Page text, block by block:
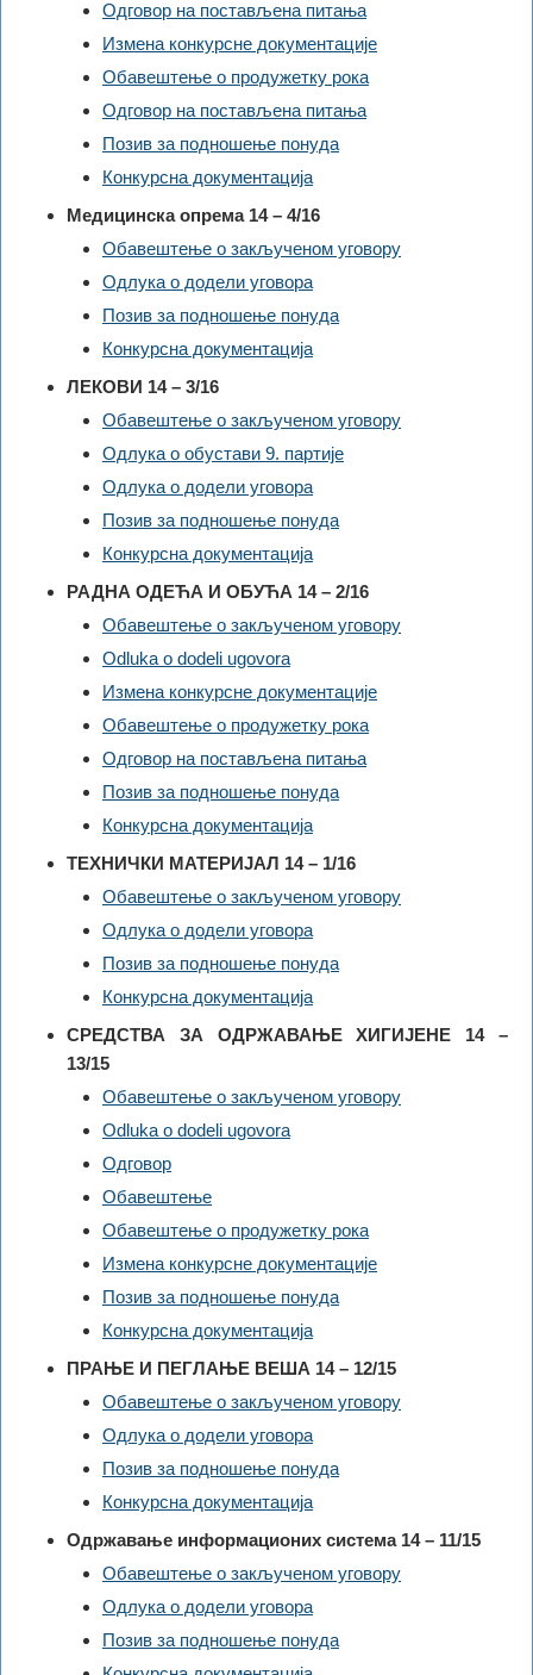
Одговор на постављена питања
Измена конкурсне документације
Обавештење о продужетку рока
Одговор на постављена питања
Позив за подношење понуда
Конкурсна документација
Медицинска опрема 14 – 4/16
Обавештење о закљученом уговору
Одлука о додели уговора
Позив за подношење понуда
Конкурсна документација
ЛЕКОВИ 14 – 3/16
Обавештење о закљученом уговору
Одлука о обустави 9. партије
Одлука о додели уговора
Позив за подношење понуда
Конкурсна документација
РАДНА ОДЕЋА И ОБУЋА 14 – 2/16
Обавештење о закљученом уговору
Odluka o dodeli ugovora
Измена конкурсне документације
Обавештење о продужетку рока
Одговор на постављена питања
Позив за подношење понуда
Конкурсна документација
ТЕХНИЧКИ МАТЕРИЈАЛ 14 – 1/16
Обавештење о закљученом уговору
Одлука о додели уговора
Позив за подношење понуда
Конкурсна документација
СРЕДСТВА ЗА ОДРЖАВАЊЕ ХИГИЈЕНЕ 14 –
13/15
Обавештење о закљученом уговору
Odluka o dodeli ugovora
Одговор
Обавештење
Обавештење о продужетку рока
Измена конкурсне документације
Позив за подношење понуда
Конкурсна документација
ПРАЊЕ И ПЕГЛАЊЕ ВЕША 14 – 12/15
Обавештење о закљученом уговору
Одлука о додели уговора
Позив за подношење понуда
Конкурсна документација
Одржавање информационих система 14 – 11/15
Обавештење о закљученом уговору
Одлука о додели уговора
Позив за подношење понуда